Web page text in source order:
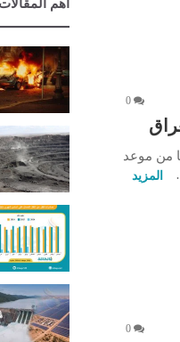
0
من موعد
المزيد
0
أهم المقالات